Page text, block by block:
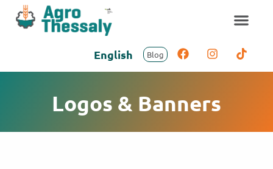
English Blog
Logos & Banners